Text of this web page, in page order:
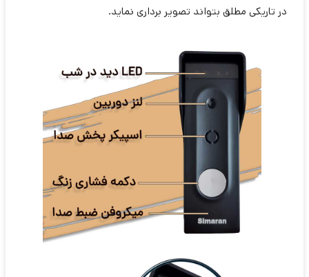
در تاریکی مطلق بتواند تصویر برداری نماید.